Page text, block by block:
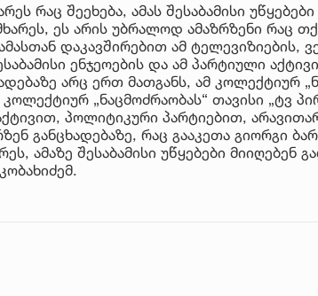
რაც შეეხება, ამას შესაბამისი
ეს არის უბრალოდ ამაზრზენი რაც
დაკავშირებით ამ ტელევიზიების,
ენჯეოების და ამ პარტიული
არც ერთ მათგანს, ამ კოლექტიურ
კოლექტიურ „ნაცმოძრაობას“ თავისი „ტვ
პოლიტიკური პარტიებით,
განცხადებაზე, რაც გააკეთა გიორგი
ამაზე შესაბამისი უწყებები მიიღებენ